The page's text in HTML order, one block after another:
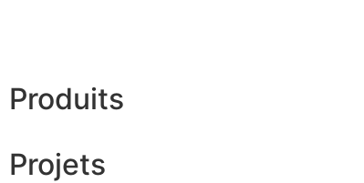
Produits
Projets